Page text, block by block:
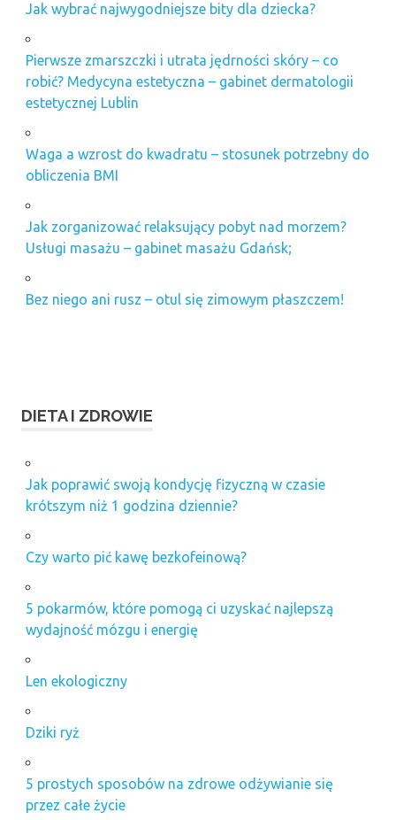
Jak wybrać najwygodniejsze bity dla dziecka?
Pierwsze zmarszczki i utrata jędrności skóry – co
robić? Medycyna estetyczna – gabinet dermatologii
estetycznej Lublin
Waga a wzrost do kwadratu – stosunek potrzebny do
obliczenia BMI
Jak zorganizować relaksujący pobyt nad morzem?
Usługi masażu – gabinet masażu Gdańsk;
Bez niego ani rusz – otul się zimowym płaszczem!
DIETA I ZDROWIE
Jak poprawić swoją kondycję fizyczną w czasie
krótszym niż 1 godzina dziennie?
Czy warto pić kawę bezkofeinową?
5 pokarmów, które pomogą ci uzyskać najlepszą
wydajność mózgu i energię
Len ekologiczny
Dziki ryż
5 prostych sposobów na zdrowe odżywianie się
przez całe życie